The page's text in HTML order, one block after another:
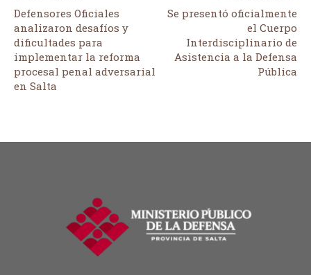
Defensores Oficiales
analizaron desafíos y
dificultades para
implementar la reforma
procesal penal adversarial
en Salta
Se presentó oficialmente
el Cuerpo
Interdisciplinario de
Asistencia a la Defensa
Pública